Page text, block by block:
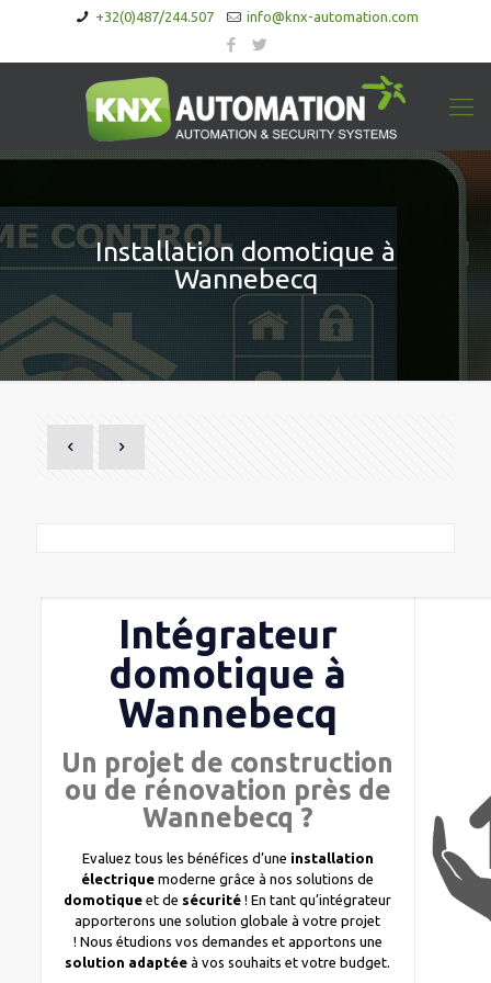
+32(0)487/244.507 info@knx-automation.com
Installation domotique à
Wannebecq
Intégrateur
domotique à
Wannebecq
Un projet de construction
ou de rénovation près de
Wannebecq ?
Evaluez tous les bénéfices d’une installation
électrique moderne grâce à nos solutions de
domotique et de sécurité ! En tant qu’intégrateur
apporterons une solution globale à votre projet
! Nous étudions vos demandes et apportons une
solution adaptéeà vos souhaits et votre budget.